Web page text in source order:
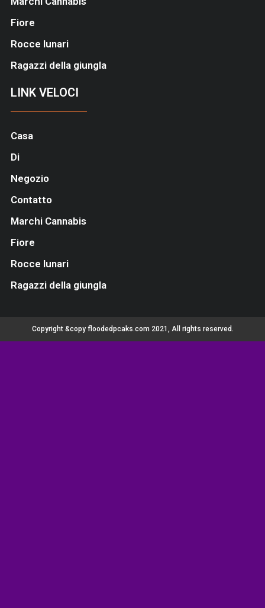
Fiore
Rocce lunari
Ragazzi della giungla
LINK VELOCI
Casa
Di
Negozio
Contatto
Marchi Cannabis
Fiore
Rocce lunari
Ragazzi della giungla
Copyright &copy floodedpcaks.com 2021, All rights reserved.